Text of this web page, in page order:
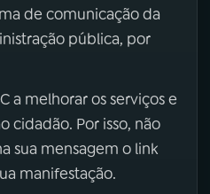
de comunicação da
pública, por
a melhorar os serviços e
cidadão. Por isso, não
sua mensagem o link
manifestação.